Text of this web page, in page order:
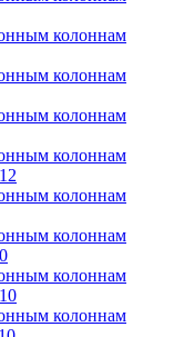
колоннам
колоннам
колоннам
колоннам
колоннам
колоннам
колоннам
колоннам